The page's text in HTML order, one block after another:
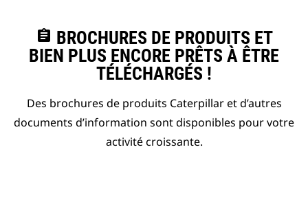
assignment BROCHURES DE PRODUITS ET
BIEN PLUS ENCORE PRÊTS À ÊTRE
TÉLÉCHARGÉS !
Des brochures de produits Caterpillar et d’autres
documents d’information sont disponibles pour votre
activité croissante.